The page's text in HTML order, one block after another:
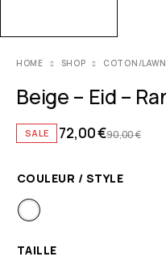
HOME SHOP COTON/LAWN
Beige – Eid –
SALE 90,00€
72,00€
COULEUR / STYLE
TAILLE